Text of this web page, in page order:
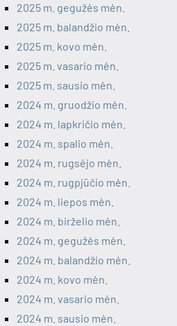
2025 m. gegužės mėn.
2025 m. balandžio mėn.
2025 m. kovo mėn.
2025 m. vasario mėn.
2025 m. sausio mėn.
2024 m. gruodžio mėn.
2024 m. lapkričio mėn.
2024 m. spalio mėn.
2024 m. rugsėjo mėn.
2024 m. rugpjūčio mėn.
2024 m. liepos mėn.
2024 m. birželio mėn.
2024 m. gegužės mėn.
2024 m. balandžio mėn.
2024 m. kovo mėn.
2024 m. vasario mėn.
2024 m. sausio mėn.